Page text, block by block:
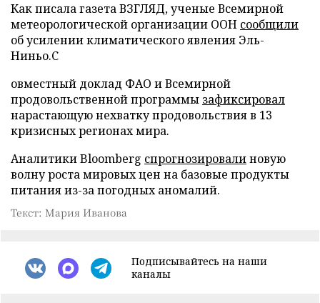
Как писала газета ВЗГЛЯД, ученые Всемирной
метеорологической организации ООН сообщили
об усилении климатического явления Эль-
Ниньо.С
овместный доклад ФАО и Всемирной
продовольственной программы зафиксировал
нарастающую нехватку продовольствия в 13
кризисных регионах мира.
Аналитики Bloomberg спрогнозировалиновую
волну роста мировых цен на базовые продукты
питания из-за погодных аномалий.
Текст: Мария Иванова
Подписывайтесь на наши
каналы